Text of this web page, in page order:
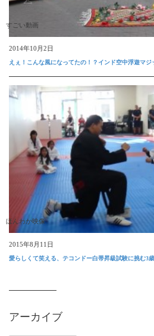
すごい動画
2014年10月2日
えぇ！こんな風になってたの！？インド空中浮遊マジ
ほんわか映像
2015年8月11日
愛らしくて笑える、テコンドー白帯昇級試験に挑む3
アーカイブ